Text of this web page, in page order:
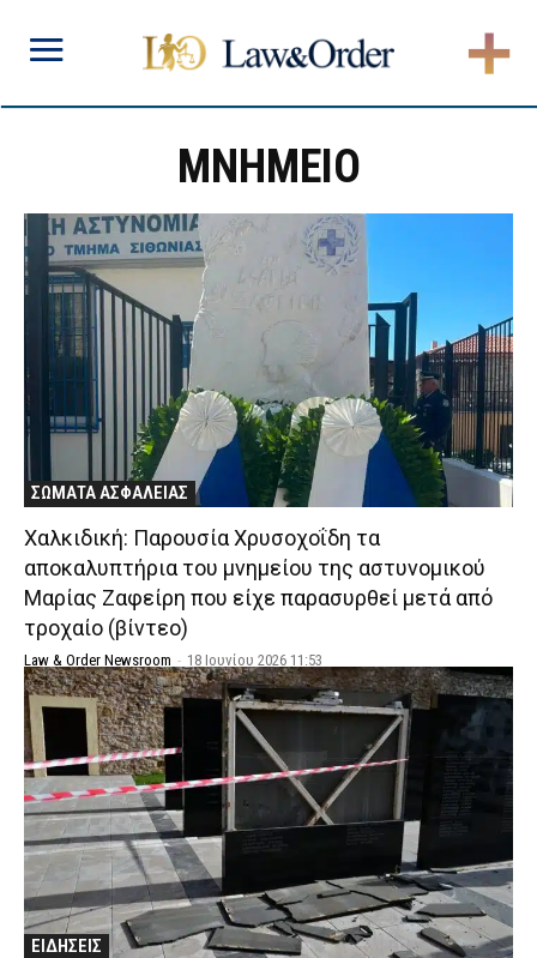
ΜΝΗΜΕΙΟ
ΣΩΜΑΤΑ ΑΣΦΑΛΕΙΑΣ
Χαλκιδική: Παρουσία Χρυσοχοΐδη τα
αποκαλυπτήρια του μνημείου της αστυνομικού
Μαρίας Ζαφείρη που είχε παρασυρθεί μετά από
τροχαίο (βίντεο)
Law & Order Newsroom - 18 Ιουνίου 2026 11:53
ΕΙΔΗΣΕΙΣ